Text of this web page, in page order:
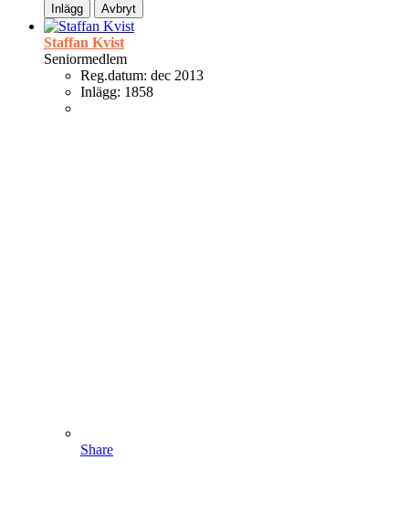
Inlägg Avbryt
Staffan Kvist
Seniormedlem
Reg.datum: dec 2013
Inlägg: 1858
Share